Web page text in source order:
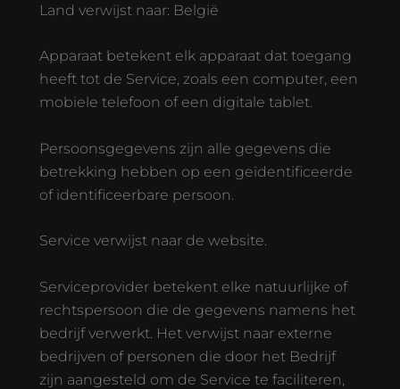
Land verwijst naar: België
Apparaat betekent elk apparaat dat toegang
heeft tot de Service, zoals een computer, een
mobiele telefoon of een digitale tablet.
Persoonsgegevens zijn alle gegevens die
betrekking hebben op een geïdentificeerde
of identificeerbare persoon.
Service verwijst naar de website.
Serviceprovider betekent elke natuurlijke of
rechtspersoon die de gegevens namens het
bedrijf verwerkt. Het verwijst naar externe
bedrijven of personen die door het Bedrijf
zijn aangesteld om de Service te faciliteren,